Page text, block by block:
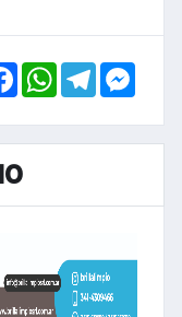
Facebook
WhatsApp